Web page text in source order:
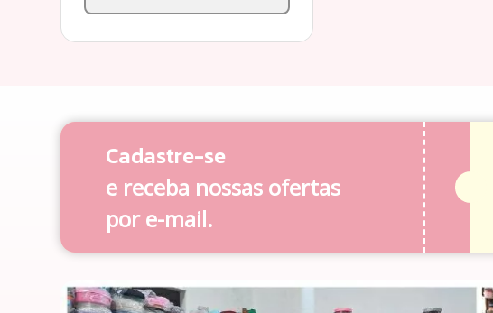
Cadastre-se
e receba nossas ofertas
por e-mail.